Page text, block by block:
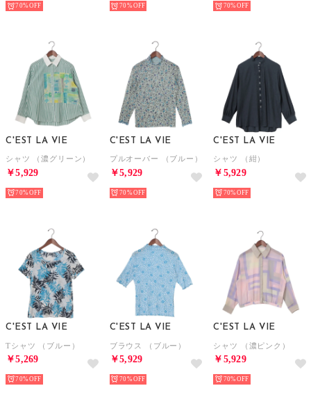
70% 70% 70%
C'EST LA VIE
シャツ （濃グリーン）
￥5,929
70%
C'EST LA VIE
プルオーバー （ブルー）
￥5,929
70%
C'EST LA VIE
シャツ （紺）
￥5,929
70%
C'EST LA VIE
Tシャツ （ブルー）
￥5,269
70%
C'EST LA VIE
ブラウス （ブルー）
￥5,929
70%
C'EST LA VIE
シャツ （濃ピンク）
￥5,929
70%